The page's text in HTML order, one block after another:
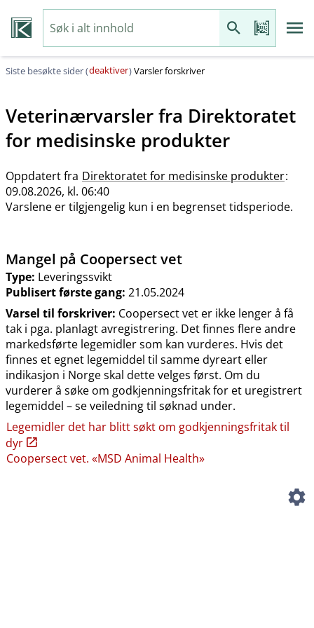
Siste besøkte sider (deaktiver)Varsler forskriver
Veterinærvarsler fra Direktoratet
for medisinske produkter
Oppdatert fra Direktoratet for medisinske produkter:
09.08.2026, kl. 06:40
Varslene er tilgjengelig kun i en begrenset tidsperiode.
Mangel på Coopersect vet
Type: Leveringssvikt
Publisert første gang: 21.05.2024
Varsel til forskriver: Coopersect vet er ikke lenger å få
tak i pga. planlagt avregistrering. Det finnes flere andre
markedsførte legemidler som kan vurderes. Hvis det
finnes et egnet legemiddel til samme dyreart eller
indikasjon i Norge skal dette velges først. Om du
vurderer å søke om godkjenningsfritak for et uregistrert
legemiddel – se veiledning til søknad under.
Legemidler det har blitt søkt om godkjenningsfritak til
dyr
Coopersect vet. «MSD Animal Health»